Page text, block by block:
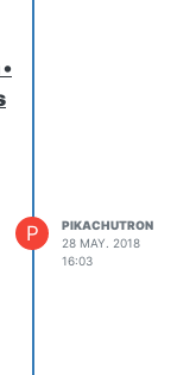
detalle?
P
PIKACHUTRON
28 MAY. 2018
16:03